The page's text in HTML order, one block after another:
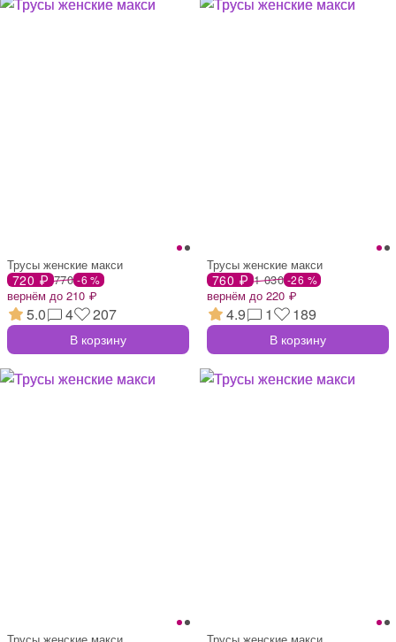
Трусы женские макси
720 ₽ 770 -6 %
вернём до 210 ₽
5.0 4 207
В корзину
Трусы женские макси
760 ₽ 1 030 -26 %
вернём до 220 ₽
4.9 1 189
В корзину
Трусы женские макси Трусы женские макси